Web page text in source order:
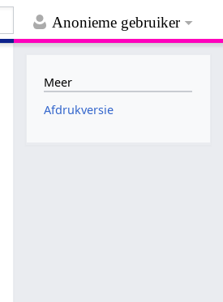
Anonieme gebruiker
Meer
Afdrukversie